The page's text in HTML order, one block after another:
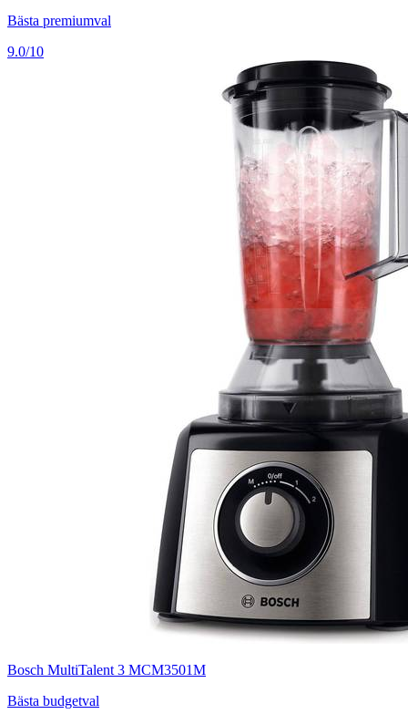
Bästa premiumval
9.0/10
Bosch MultiTalent 3 MCM3501M
Bästa budgetval